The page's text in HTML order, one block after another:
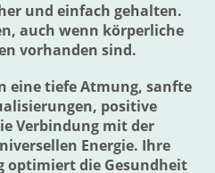
und einfach gehalten.
auch wenn körperliche
vorhanden sind.
eine tiefe Atmung, sanfte
positive
Verbindung mit der
Energie. Ihre
optimiert die Gesundheit